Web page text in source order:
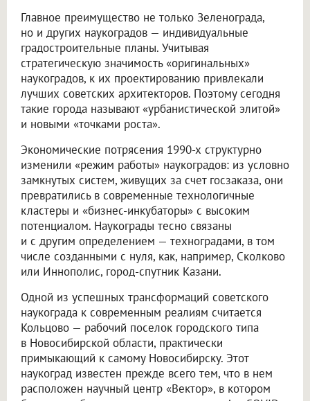
Главное преимущество не только Зеленограда,
но и других наукоградов — индивидуальные
градостроительные планы. Учитывая
стратегическую значимость «оригинальных»
наукоградов, к их проектированию привлекали
лучших советских архитекторов. Поэтому сегодня
такие города называют «урбанистической элитой»
и новыми «точками роста».
Экономические потрясения 1990-х структурно
изменили «режим работы» наукоградов: из условно
замкнутых систем, живущих за счет госзаказа, они
превратились в современные технологичные
кластеры и «бизнес-инкубаторы» с высоким
потенциалом. Наукограды тесно связаны
и с другим определением — техноградами, в том
числе созданными с нуля, как, например, Сколково
или Иннополис, город-спутник Казани.
Одной из успешных трансформаций советского
наукограда к современным реалиям считается
Кольцово — рабочий поселок городского типа
в Новосибирской области, практически
примыкающий к самому Новосибирску. Этот
наукоград известен прежде всего тем, что в нем
расположен научный центр «Вектор», в котором